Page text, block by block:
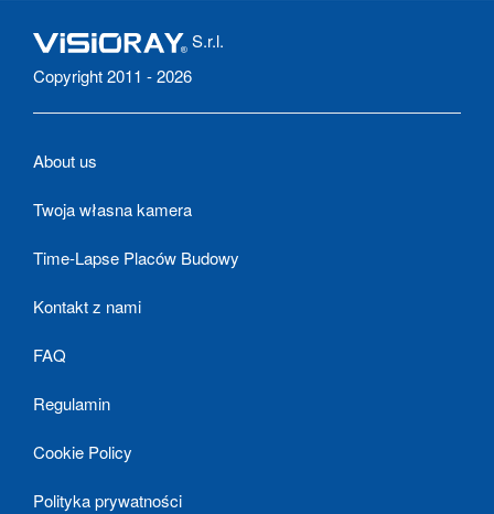
S.r.l.
Copyright 2011 - 2026
About us
Twoja własna kamera
Time-Lapse Placów Budowy
Kontakt z nami
FAQ
Regulamin
Cookie Policy
Polityka prywatności